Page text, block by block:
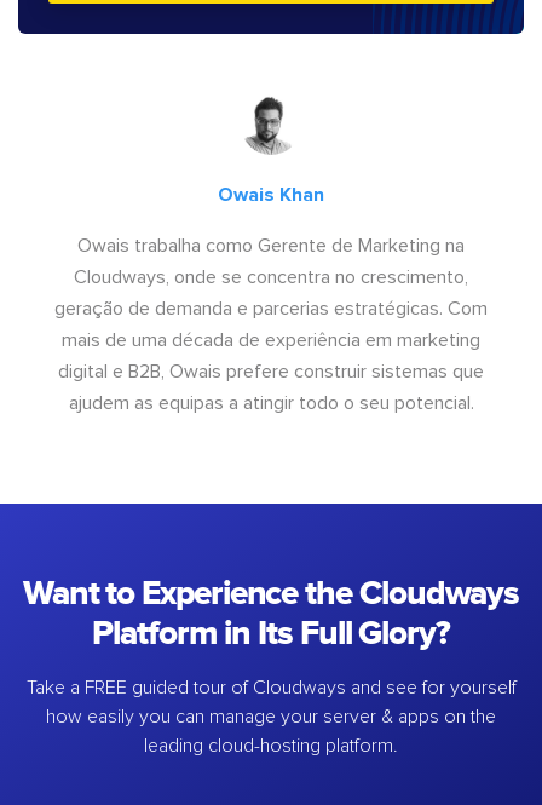
Owais Khan
Owais trabalha como Gerente de Marketing na
Cloudways, onde se concentra no crescimento,
geração de demanda e parcerias estratégicas. Com
mais de uma década de experiência em marketing
digital e B2B, Owais prefere construir sistemas que
ajudem as equipas a atingir todo o seu potencial.
Want to Experience the Cloudways
Platform in Its Full Glory?
Take a FREE guided tour of Cloudways and see for yourself
how easily you can manage your server & apps on the
leading cloud-hosting platform.